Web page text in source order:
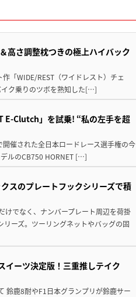
高さ調整枕つきの極上ハイバック
「WIDE/REST（ワイドレスト）チェ
イク乗りのツボを熟知した[…]
E-Clutch」を試乗! “私の左手を超
催された全日本ロードレース選手権の今
ルのCB750 HORNET […]
スのプレートフックシリーズで積
けでなく、ナンバープレート周辺を荷掛
ーズ。ツーリングネットやバッグの固
イーツ決定版！三重推しテイク
鈴鹿8耐やF1日本グランプリが鈴鹿サー